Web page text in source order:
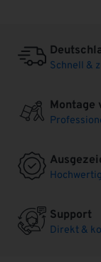
Schnell &
Montage
Support
Direkt &